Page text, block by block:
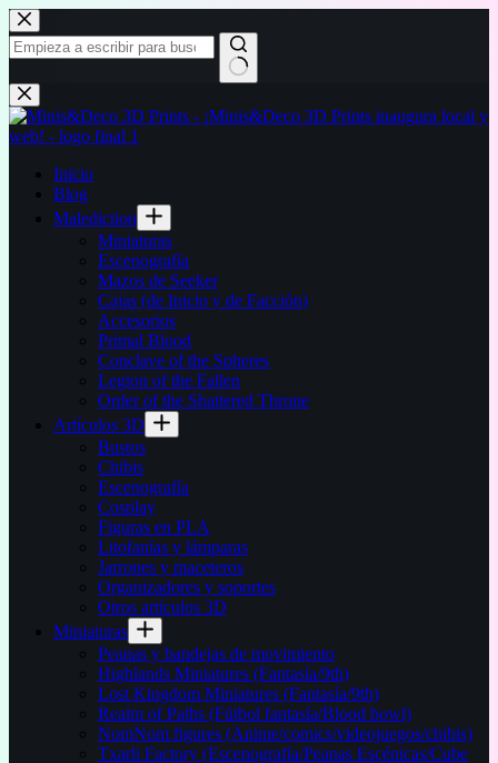
Saltar
al
contenido
Sin
resultados
Inicio
Blog
Malediction
Miniaturas
Escenografía
Mazos de Seeker
Cajas (de Inicio y de Facción)
Accesorios
Primal Blood
Conclave of the Spheres
Legion of the Fallen
Order of the Shattered Throne
Artículos 3D
Bustos
Chibis
Escenografía
Cosplay
Figuras en PLA
Litofanías y lámparas
Jarrones y maceteros
Organizadores y soportes
Otros artículos 3D
Miniaturas
Peanas y bandejas de movimiento
Highlands Miniatures (Fantasía/9th)
Lost Kingdom Miniatures (Fantasía/9th)
Realm of Paths (Fútbol fantasía/Blood bowl)
NomNom figures (Anime/comics/videojuegos/chibis)
Txarli Factory (Escenografía/Peanas Escénicas/Cube